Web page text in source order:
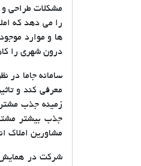
مشکلات طراحی و
را می دهد که
ها و موارد
درون شهری را
سامانه جاما در
معرفی کند و
زمینه جذب
جذب بیشتر
مشاورین املاک
شرکت در همایش